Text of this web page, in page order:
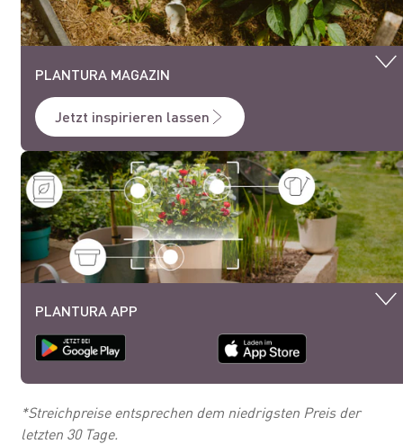
PLANTURA MAGAZIN
Jetzt inspirieren lassen
PLANTURA APP
*Streichpreise entsprechen dem niedrigsten Preis der
letzten 30 Tage.